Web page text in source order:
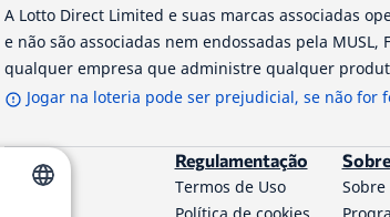
A Lotto Direct Limited e suas marcas associadas
e não são associadas nem endossadas pela
qualquer empresa que administre qualquer
Jogar na loteria pode ser prejudicial, se não for
Regulamentação
Termos de Uso
Sobre
Sobre